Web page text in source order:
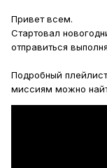
Привет всем.
Стартовал
отправиться
Подробный
миссиям можно